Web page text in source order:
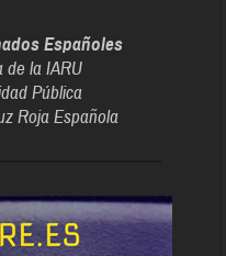
Españoles
de la IARU
Pública
Roja Española